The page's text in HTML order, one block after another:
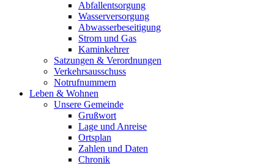
Abfallentsorgung
Wasserversorgung
Abwasserbeseitigung
Strom und Gas
Kaminkehrer
Satzungen & Verordnungen
Verkehrsausschuss
Notrufnummern
Leben & Wohnen
Unsere Gemeinde
Grußwort
Lage und Anreise
Ortsplan
Zahlen und Daten
Chronik